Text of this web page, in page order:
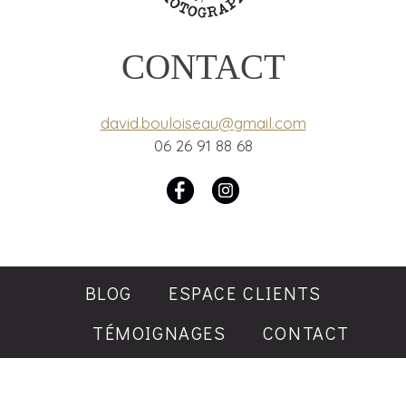
CONTACT
david.bouloiseau@gmail.com
06 26 91 88 68
BLOG
ESPACE CLIENTS
TÉMOIGNAGES
CONTACT